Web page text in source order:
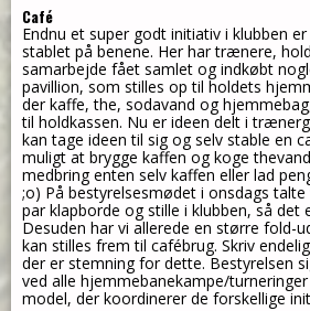
Café
Endnu et super godt initiativ i klubben
stablet på benene. Her har trænere,
samarbejde fået samlet og indkøbt
pavillion, som stilles op til holdets
der kaffe, the, sodavand og
til holdkassen. Nu er ideen delt i
kan tage ideen til sig og selv stable en
muligt at brygge kaffen og koge
medbring enten selv kaffen eller lad
;o) På bestyrelsesmødet i onsdags
par klapborde og stille i klubben, så det
Desuden har vi allerede en større fold-
kan stilles frem til cafébrug. Skriv
der er stemning for dette. Bestyrelsen
ved alle hjemmebanekampe/
model, der koordinerer de forskellige